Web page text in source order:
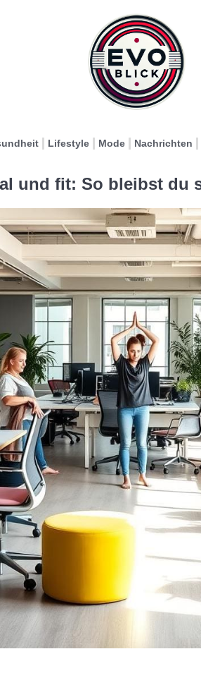
Lifestyle Mode Nachrichten
und fit: So bleibst du